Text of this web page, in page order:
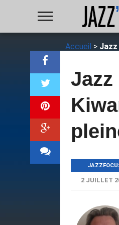
Accueil > Jazz
2 JUILLET